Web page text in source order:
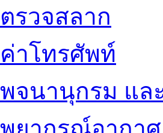
ตรวจสลาก
ค่าโทรศัพท์
พจนานุกรม แล